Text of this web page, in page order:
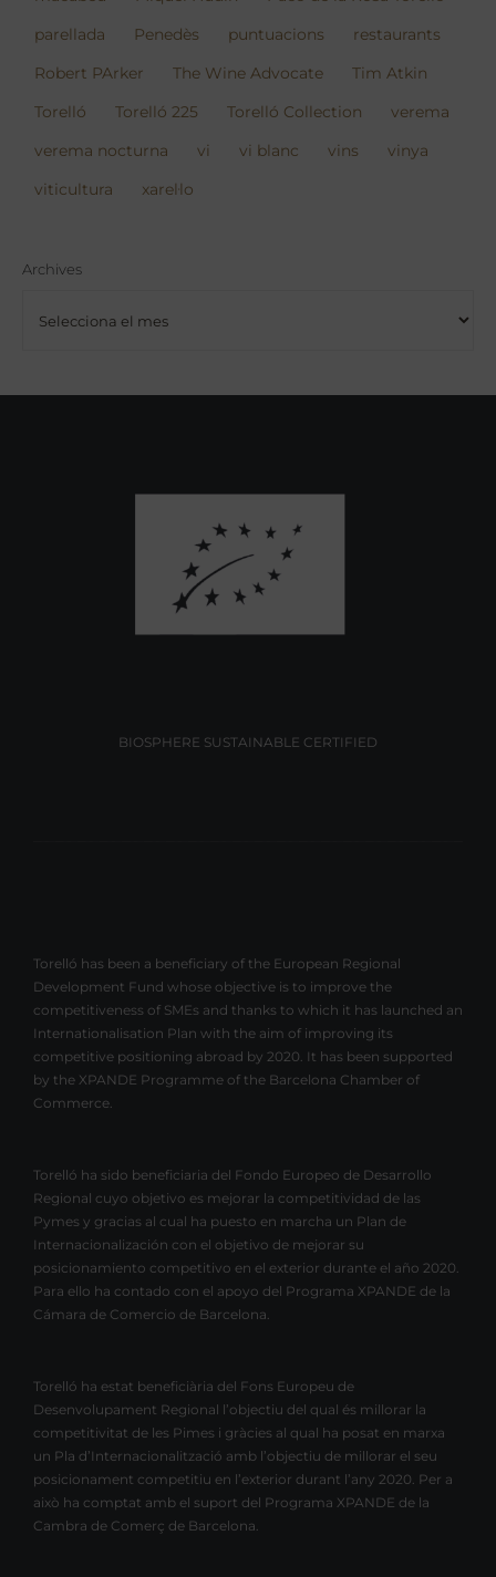
parellada Penedès puntuacions restaurants
Robert PArker The Wine Advocate Tim Atkin
Torelló Torelló 225 Torelló Collection verema
verema nocturna vi vi blanc vins vinya
viticultura xarel·lo
Archives
BIOSPHERE SUSTAINABLE CERTIFIED
Torelló has been a beneficiary of the European Regional
Development Fund whose objective is to improve the
competitiveness of SMEs and thanks to which it has launched an
Internationalisation Plan with the aim of improving its
competitive positioning abroad by 2020. It has been supported
by the XPANDE Programme of the Barcelona Chamber of
Commerce.
Torelló ha sido beneficiaria del Fondo Europeo de Desarrollo
Regional cuyo objetivo es mejorar la competitividad de las
Pymes y gracias al cual ha puesto en marcha un Plan de
Internacionalización con el objetivo de mejorar su
posicionamiento competitivo en el exterior durante el año 2020.
Para ello ha contado con el apoyo del Programa XPANDE de la
Cámara de Comercio de Barcelona.
Torelló ha estat beneficiària del Fons Europeu de
Desenvolupament Regional l’objectiu del qual és millorar la
competitivitat de les Pimes i gràcies al qual ha posat en marxa
un Pla d’Internacionalització amb l’objectiu de millorar el seu
posicionament competitiu en l’exterior durant l’any 2020. Per a
això ha comptat amb el suport del Programa XPANDE de la
Cambra de Comerç de Barcelona.